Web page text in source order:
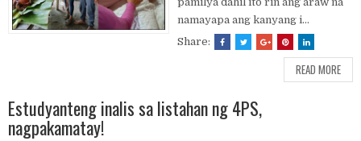
namayapa ang kanyang i...
Share:
READ MORE
Estudyanteng inalis sa listahan ng 4PS,
nagpakamatay!